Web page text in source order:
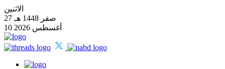
الاثنين
27 صفر 1448 هـ
10 أغسطس 2026